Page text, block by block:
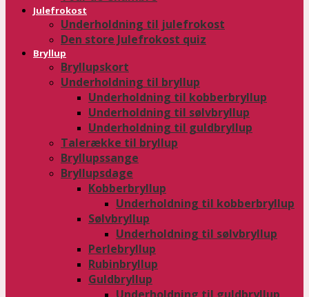
Julefrokost
Underholdning til julefrokost
Den store Julefrokost quiz
Bryllup
Bryllupskort
Underholdning til bryllup
Underholdning til kobberbryllup
Underholdning til sølvbryllup
Underholdning til guldbryllup
Talerække til bryllup
Bryllupssange
Bryllupsdage
Kobberbryllup
Underholdning til kobberbryllup
Sølvbryllup
Underholdning til sølvbryllup
Perlebryllup
Rubinbryllup
Guldbryllup